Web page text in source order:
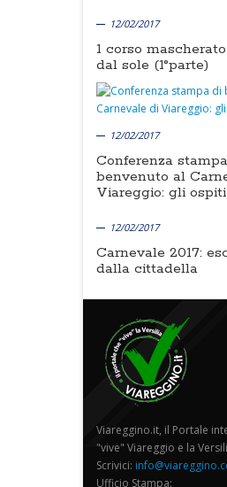
12/02/2017
1 corso
dal sole (1°parte)
12/02/2017
Conferenza
benvenuto al
Viareggio: gli ospiti
12/02/2017
Carnevale 2017:
dalla cittadella
Viareggino.it, il Portale
"vive" Viareggio e la
Scrivici:
Ufficio Stampa: